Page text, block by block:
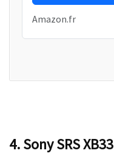
Amazon.fr
4. Sony SRS XB33